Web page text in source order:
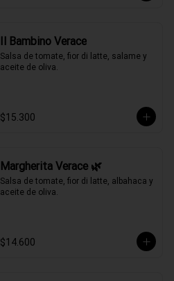
Il Bambino Verace
Salsa de tomate, fior di latte, salame y
aceite de oliva.
$15.300
Margherita Verace 🌿
Salsa de tomate, fior di latte, albahaca y
aceite de oliva.
$14.600